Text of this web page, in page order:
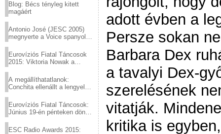
Blog: Bécs tényleg kitett
magáért
Antonio José (JESC 2005)
megnyerte a Voice spanyol
Eurovíziós Fiatal Táncosok
2015: Viktoria Nowak a
A megállíthatatlanok:
Conchita ellenállt a lengyel
Eurovíziós Fiatal Táncosok:
Június 19-én pénteken döntő
ESC Radio Awards 2015:
adott évben a
Persze sokan
Barbara Dex
a tavalyi Dex-
szerelésének
vitatják.
kritika is